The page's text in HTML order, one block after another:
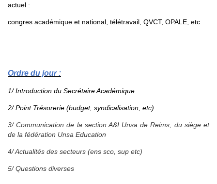
actuel :
congres académique et national, télétravail, QVCT, OPALE, etc
Ordre du jour :
1/ Introduction du Secrétaire Académique
2/ Point Trésorerie (budget, syndicalisation, etc)
3/ Communication de la section A&I Unsa de Reims, du siège et
de la fédération Unsa Education
4/ Actualités des secteurs (ens sco, sup etc)
5/ Questions diverses